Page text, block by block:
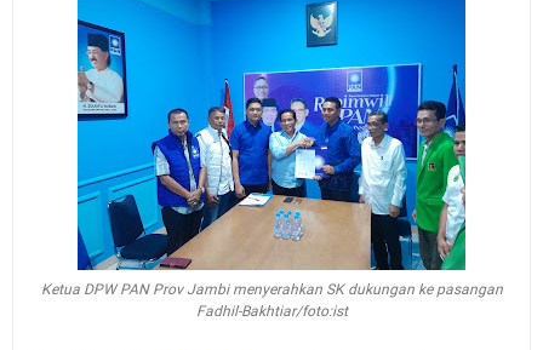
Ketua DPW PAN Prov Jambi menyerahkan SK dukungan ke pasangan
Fadhil-Bakhtiar/foto:ist